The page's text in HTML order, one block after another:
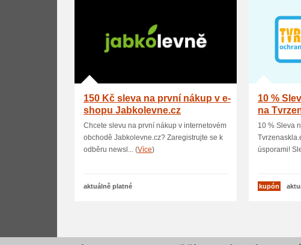
150 Kč sleva na první nákup v e-
shopu Jabkolevne.cz
Chcete slevu na první nákup v internetovém
obchodě Jabkolevne.cz? Zaregistrujte se k
odběru newsl... (Více)
aktuálně platné
10 %
na
10 % Sleva
úsporami!
kupón